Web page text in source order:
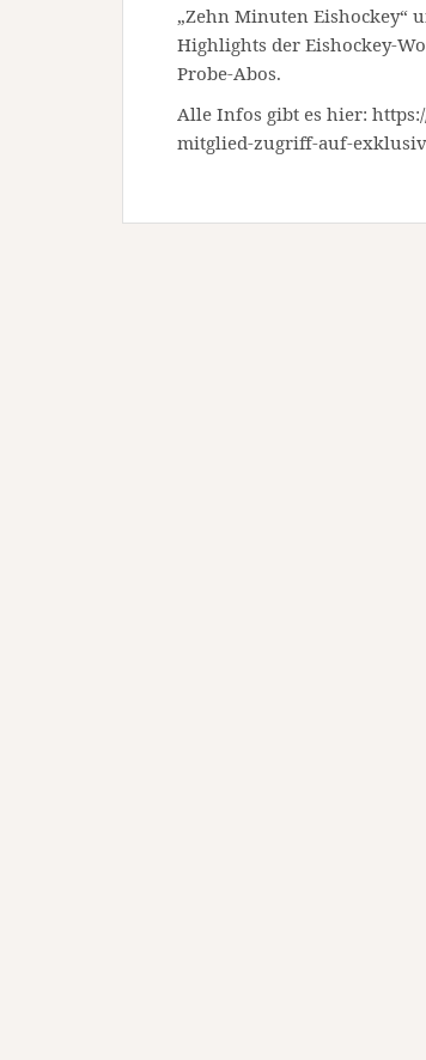
„Zehn Minuten Eishockey“
Highlights der Eishockey-
Probe-Abos.
Alle Infos gibt es hier:
mitglied-zugriff-auf-